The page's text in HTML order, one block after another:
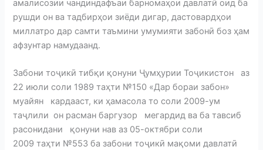
амалисозии чандиндафъаи барномаҳои давлатӣ оид ба
рушди он ва тадбирҳои зиёди дигар, дастовардҳои
миллатро дар самти таъмини умумияти забонӣ боз ҳам
афзунтар намудаанд.
Забони тоҷикӣ тибқи қонуни Ҷумҳурии Тоҷикистон аз
22 июли соли 1989 таҳти №150 «Дар бораи забон»
муайян кардааст, ки ҳамасола то соли 2009-ум
таҷлили он расман баргузор мегардид ва ба тавсиб
расонидани қонуни нав аз 05-октябри соли
2009 таҳти №553 ба забони тоҷикӣ мақоми давлатӣ